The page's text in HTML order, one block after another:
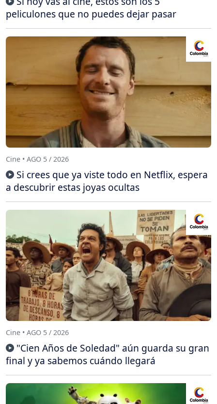
peliculones que no puedes dejar pasar
Cine • AGO 5 / 2026
Si crees que ya viste todo en Netflix, espera
a descubrir estas joyas ocultas
Cine • AGO 5 / 2026
"Cien Años de Soledad" aún guarda su gran
final y ya sabemos cuándo llegará